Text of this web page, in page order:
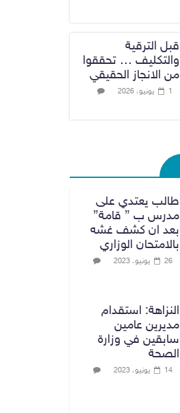
قبل الترقية
والتكليف … تحققوا
من الانجاز الحقيقي
1 يونيو، 2026
طالب يعتدي على
مدرس ب ” قامة”
بعد ان كشف غشه
بالامتحان الوزاري
26 يونيو، 2023
النزاهة: استقدام
مديرين عامين
سابقين في وزارة
الصحة
14 يونيو، 2023